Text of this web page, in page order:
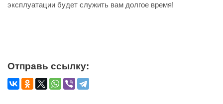
эксплуатации будет служить вам долгое время!
Отправь ссылку: